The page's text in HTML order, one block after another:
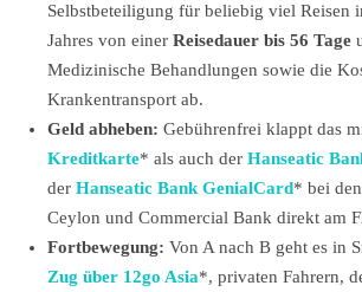
Selbstbeteiligung für beliebig viel Reisen
Jahres von einer Reisedauer bis 56 Tage
Medizinische Behandlungen sowie die
Krankentransport ab.
Geld abheben: Gebührenfrei klappt das
Kreditkarte* als auch der Hanseatic
der Hanseatic Bank GenialCard* bei
Ceylon und Commercial Bank direkt am
Fortbewegung: Von A nach B geht es in
Zug über 12go Asia*, privaten Fahrern,